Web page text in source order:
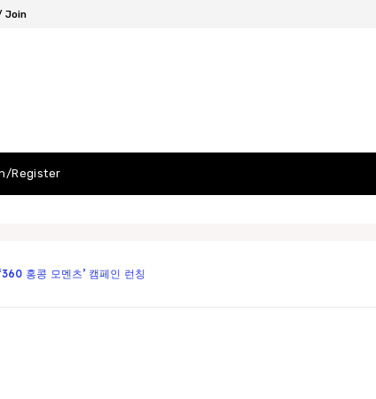
Join
Register
홍콩 모멘츠’ 캠페인 런칭